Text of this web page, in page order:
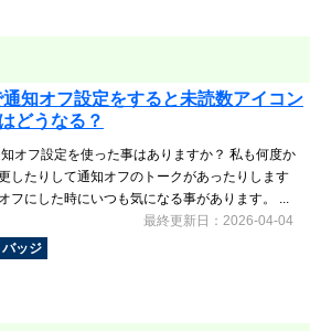
通知オフ設定をすると未読数アイコン
どうなる？
オフ設定を使った事はありますか？ 私も何度か
したりして通知オフのトークがあったりします
フにした時にいつも気になる事があります。 ...
最終更新日：2026-04-04
バッジ